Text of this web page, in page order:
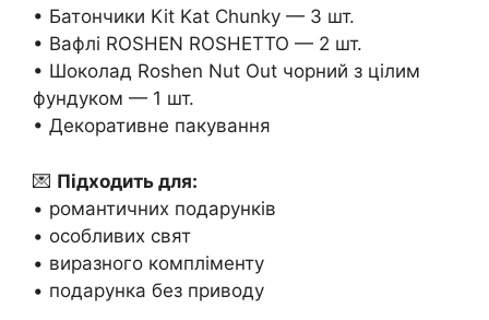
• Батончики Kit Kat Chunky — 3 шт.
• Вафлі ROSHEN ROSHETTO — 2 шт.
• Шоколад Roshen Nut Out чорний з цілим
фундуком — 1 шт.
• Декоративне пакування
💌 Підходить для:
• романтичних подарунків
• особливих свят
• виразного компліменту
• подарунка без приводу